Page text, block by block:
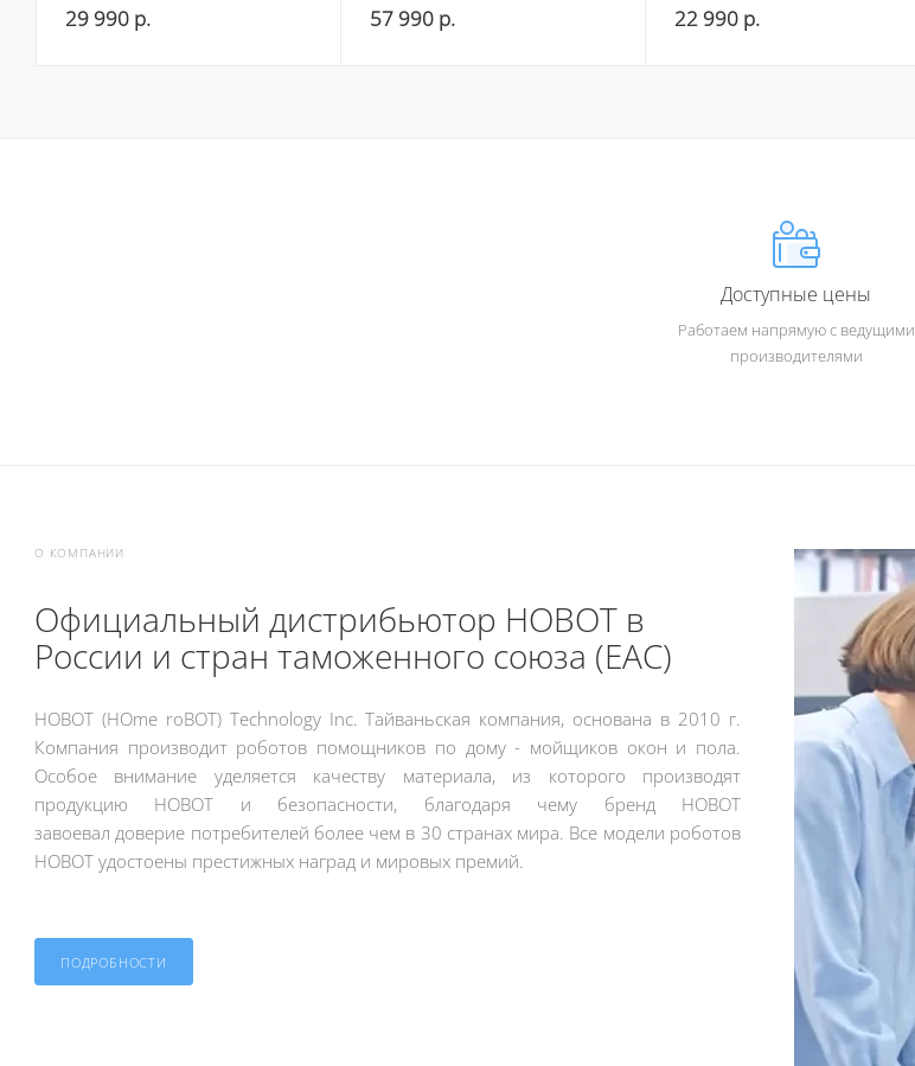
29 990 р. 57 990р. 22 990р.
Доступные цены
Работаем напрямую с ведущими
производителями
О КОМПАНИИ
Официальный дистрибьютор НОВОТ в
России и стран таможенного союза (EAC)
HOBOT (HOme roBOT) Technology Inc. Тайваньская компания, основана в 2010 г.
Компания производит роботов помощников по дому - мойщиков окон и пола.
Особое внимание уделяется качеству материала, из которого производят
продукцию HOBOT и безопасности, благодаря чему бренд НОВОТ
завоевал доверие потребителей более чем в 30 странах мира. Все модели роботов
НОВОТ удостоены престижных наград и мировых премий.
ПОДРОБНОСТИ